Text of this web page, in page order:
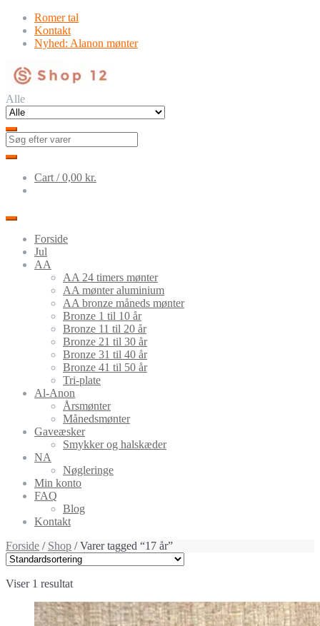
Skip
navigation
Skip
content
Romer tal
Kontakt
Nyhed: Alanon mønter
Alle
Cart /0,00 kr.
Forside
Jul
AA
AA 24 timers mønter
AA mønter aluminium
AA bronze måneds mønter
Bronze 1 til 10 år
Bronze 11 til 20 år
Bronze 21 til 30 år
Bronze 31 til 40 år
Bronze 41 til 50 år
Tri-plate
Al-Anon
Årsmønter
Månedsmønter
Gaveæsker
Smykker og halskæder
NA
Nøgleringe
Min konto
FAQ
Blog
Kontakt
Forside / Shop / Varer tagged “17 år”
Viser 1 resultat